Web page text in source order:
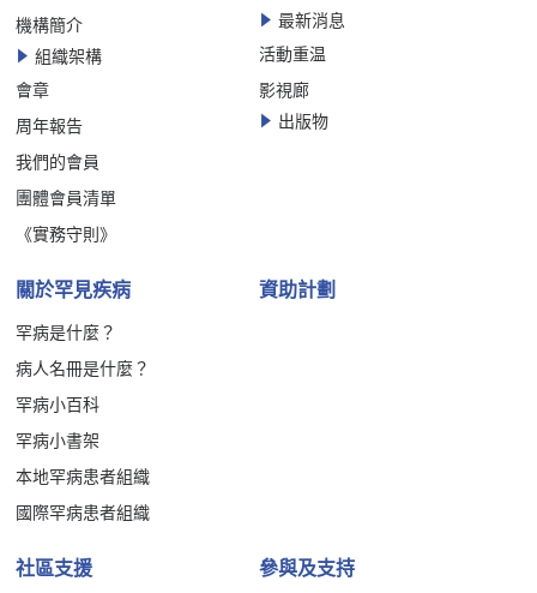
機構簡介
組織架構
會章
周年報告
我們的會員
團體會員清單
《實務守則》
最新消息
活動重温
影視廊
出版物
關於罕見疾病
罕病是什麼？
病人名冊是什麼？
罕病小百科
罕病小書架
本地罕病患者組織
國際罕病患者組織
資助計劃
社區支援 參與及支持